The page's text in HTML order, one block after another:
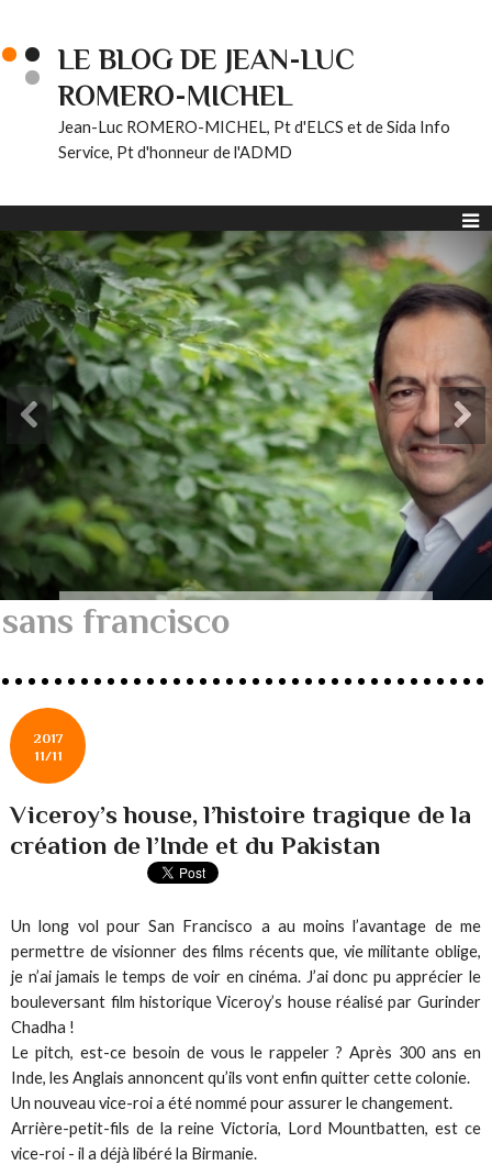
LE BLOG DE JEAN-LUC
ROMERO-MICHEL
Jean-Luc ROMERO-MICHEL, Pt d'ELCS et de Sida Info
Service, Pt d'honneur de l'ADMD
sans francisco
2017
11/11
Viceroy’s house, l’histoire tragique de la
création de l’Inde et du Pakistan
Un long vol pour San Francisco a au moins l’avantage de me
permettre de visionner des films récents que, vie militante oblige,
je n’ai jamais le temps de voir en cinéma. J’ai donc pu apprécier le
bouleversant film historique Viceroy’s house réalisé par Gurinder
Chadha !
Le pitch, est-ce besoin de vous le rappeler ? Après 300 ans en
Inde, les Anglais annoncent qu’ils vont enfin quitter cette colonie.
Un nouveau vice-roi a été nommé pour assurer le changement.
Arrière-petit-fils de la reine Victoria, Lord Mountbatten, est ce
vice-roi - il a déjà libéré la Birmanie.